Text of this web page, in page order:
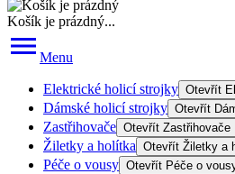
Košík je prázdný...
Menu
Elektrické holicí strojky Otevřít
Dámské holicí strojky Otevřít
Zastřihovače Otevřít Zastřihovače
Žiletky a holítka Otevřít Žiletky a
Péče o vousy Otevřít Péče o